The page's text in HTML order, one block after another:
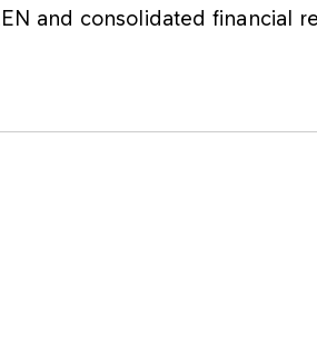
and consolidated financial